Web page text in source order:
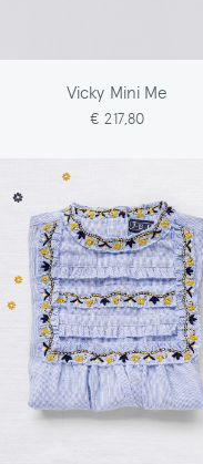
Vicky Mini Me
€ 217,80